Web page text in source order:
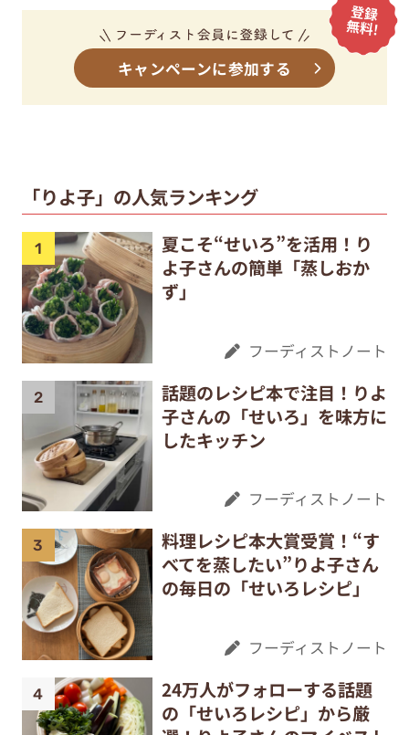
キャンペーンに参加する
「りよ子」の人気ランキング
夏こそ“せいろ”を活用！り
よ子さんの簡単「蒸しおか
ず」
フーディストノート
話題のレシピ本で注目！りよ
子さんの「せいろ」を味方に
したキッチン
フーディストノート
料理レシピ本大賞受賞！“す
べてを蒸したい”りよ子さん
の毎日の「せいろレシピ」
フーディストノート
24万人がフォローする話題
の「せいろレシピ」から厳